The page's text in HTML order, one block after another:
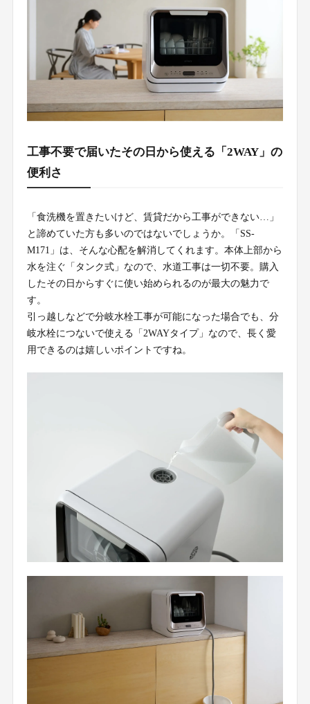
工事不要で届いたその日から使える「2WAY」の
便利さ
「食洗機を置きたいけど、賃貸だから工事ができない…」
と諦めていた方も多いのではないでしょうか。「SS-
M171」は、そんな心配を解消してくれます。本体上部から
水を注ぐ「タンク式」なので、水道工事は一切不要。購入
したその日からすぐに使い始められるのが最大の魅力で
す。
引っ越しなどで分岐水栓工事が可能になった場合でも、分
岐水栓につないで使える「2WAYタイプ」なので、長く愛
用できるのは嬉しいポイントですね。